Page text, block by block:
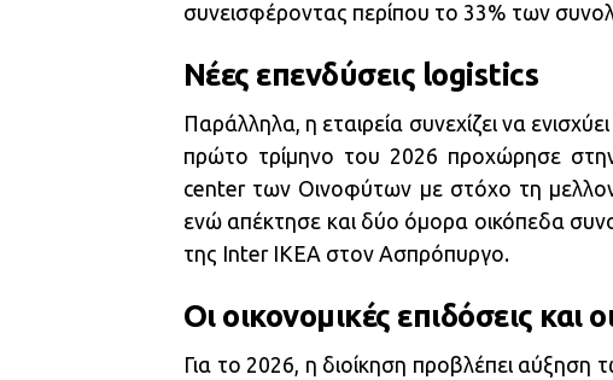
συνεισφέροντας περίπου το 33% των
Νέες επενδύσεις logistics
Παράλληλα, η εταιρεία συνεχίζει να
πρώτο τρίμηνο του 2026 προχώρησε
center των Οινοφύτων με στόχο τη
ενώ απέκτησε και δύο όμορα οικόπεδα
της Inter IKEA στον Ασπρόπυργο.
Οι οικονομικές επιδόσεις και
Για το 2026, η διοίκηση προβλέπει